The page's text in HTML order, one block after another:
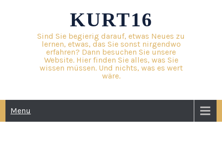
KURT16
Sind Sie begierig darauf, etwas Neues zu
lernen, etwas, das Sie sonst nirgendwo
erfahren? Dann besuchen Sie unsere
Website. Hier finden Sie alles, was Sie
wissen müssen. Und nichts, was es wert
wäre.
Menu